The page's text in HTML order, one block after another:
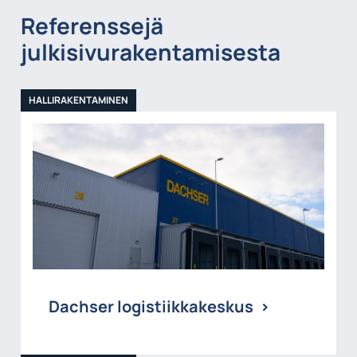
Referenssejä
julkisivurakentamisesta
HALLIRAKENTAMINEN
Dachser logistiikkakeskus